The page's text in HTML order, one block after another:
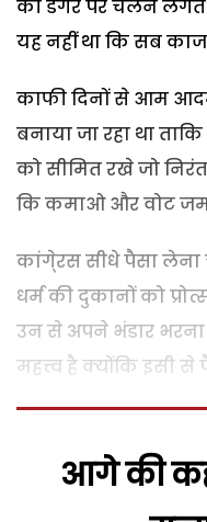
की डगर पर चलने लगते
यह नहीं था कि सब
काफी दिनों से आम
बनाया जा रहा था
को सीमित रखे जो
कि कमाओ और वोट
कांगे्रस सीधे पैसा लेना
धर्म की दुकानों को
उन से अपने भंडार भरना
महत्त्व है क्योंकि इसी से
आगे की